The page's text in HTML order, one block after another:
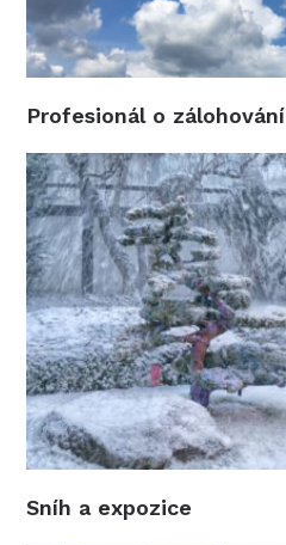
Profesionál o zálohování
Sníh a expozice